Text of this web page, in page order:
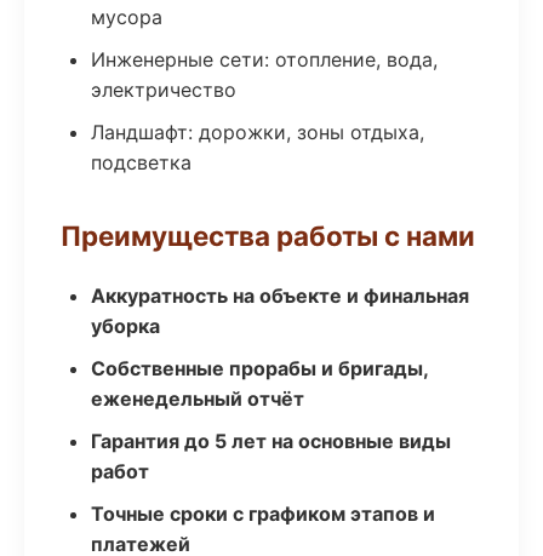
мусора
Инженерные сети: отопление, вода,
электричество
Ландшафт: дорожки, зоны отдыха,
подсветка
Преимущества работы с нами
Аккуратность на объекте и финальная
уборка
Собственные прорабы и бригады,
еженедельный отчёт
Гарантия до 5 лет на основные виды
работ
Точные сроки с графиком этапов и
платежей